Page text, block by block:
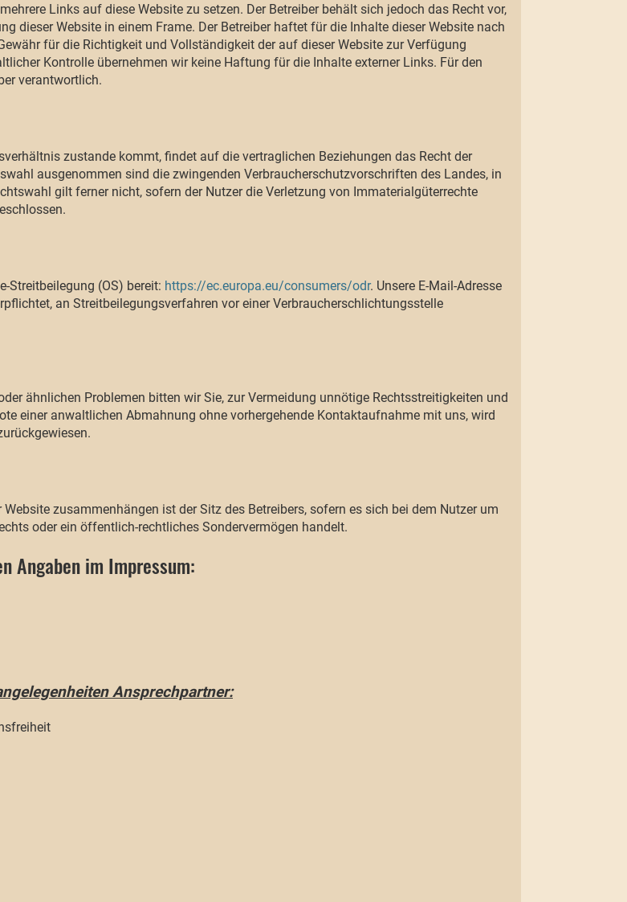
Links auf diese Website zu setzen. Der Betreiber behält sich jedoch das Recht vor,
dieser Website in einem Frame. Der Betreiber haftet für die Inhalte dieser Website nach
für die Richtigkeit und Vollständigkeit der auf dieser Website zur Verfügung
Kontrolle übernehmen wir keine Haftung für die Inhalte externer Links. Für den
verantwortlich.
zustande kommt, findet auf die vertraglichen Beziehungen das Recht der
ausgenommen sind die zwingenden Verbraucherschutzvorschriften des Landes, in
gilt ferner nicht, sofern der Nutzer die Verletzung von Immaterialgüterrechte
Streitbeilegung (OS) bereit: https://ec.europa.eu/consumers/odr. Unsere E-Mail-Adresse
an Streitbeilegungsverfahren vor einer Verbraucherschlichtungsstelle
ähnlichen Problemen bitten wir Sie, zur Vermeidung unnötige Rechtsstreitigkeiten und
einer anwaltlichen Abmahnung ohne vorhergehende Kontaktaufnahme mit uns, wird
zusammenhängen ist der Sitz des Betreibers, sofern es sich bei dem Nutzer um
oder ein öffentlich-rechtliches Sondervermögen handelt.
Angaben im Impressum:
Ansprechpartner: